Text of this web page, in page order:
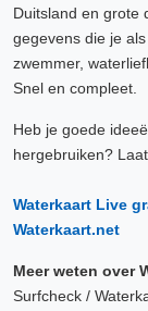
Duitsland en grote
gegevens die je
zwemmer,
Snel en compleet.
Heb je goede
hergebruiken?
Waterkaart Live
Waterkaart.net
Meer weten over
Surfcheck /